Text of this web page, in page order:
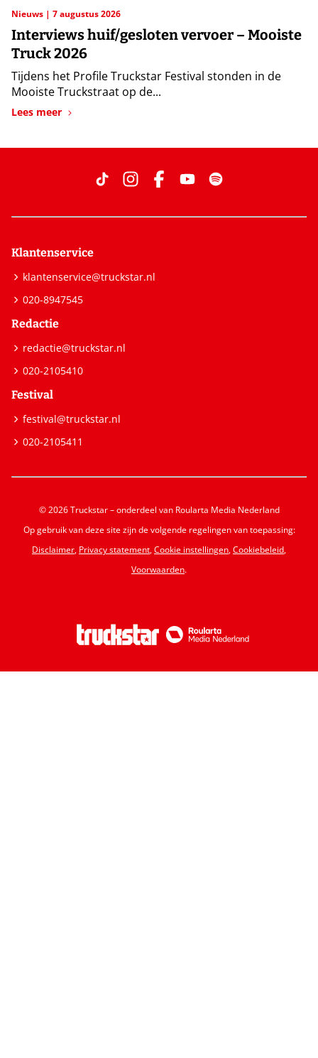
Nieuws 7 augustus 2026
Interviews huif/gesloten vervoer – Mooiste
Truck 2026
Tijdens het Profile Truckstar Festival stonden in de
Mooiste Truckstraat op de...
Lees meer
Klantenservice
klantenservice@truckstar.nl
020-8947545
Redactie
redactie@truckstar.nl
020-2105410
Festival
festival@truckstar.nl
020-2105411
© 2026 Truckstar – onderdeel van Roularta Media Nederland
Op gebruik van deze site zijn de volgende regelingen van toepassing:
Disclaimer, Privacy statement,Cookie instellingen,Cookiebeleid,
Voorwaarden.